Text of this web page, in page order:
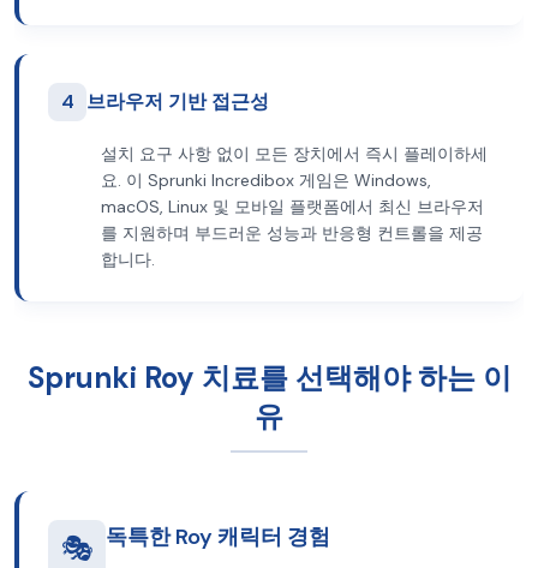
4 브라우저 기반 접근성
설치 요구 사항 없이 모든 장치에서 즉시 플레이하세
요. 이 Sprunki Incredibox 게임은 Windows,
macOS, Linux 및 모바일 플랫폼에서 최신 브라우저
를 지원하며 부드러운 성능과 반응형 컨트롤을 제공
합니다.
Sprunki Roy 치료를 선택해야 하는 이
유
🎭 독특한 Roy 캐릭터 경험